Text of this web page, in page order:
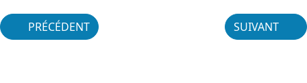
PRÉCÉDENT SUIVANT